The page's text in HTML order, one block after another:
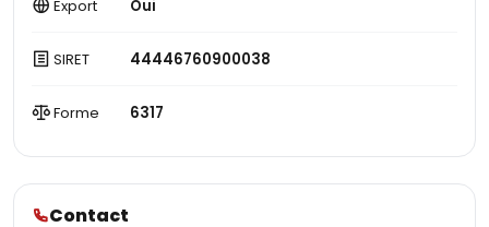
Export Oui
SIRET 44446760900038
Forme 6317
Contact